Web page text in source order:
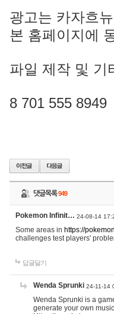
광고는 카자흐
본 홈페이지에
파일 제작 및 기
8 701 555 8949
댓글목록949
Pokemon Infinit… 24-08-14
Some areas in https://
challenges test players'
답글달기
Wenda Sprunki 24-11-14
Wenda Sprunki is a
generate your own